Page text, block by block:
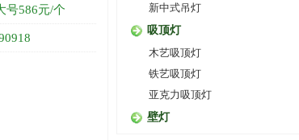
号586元/个
新中式吊灯
吸顶灯
木艺吸顶灯
铁艺吸顶灯
亚克力吸顶灯
壁灯